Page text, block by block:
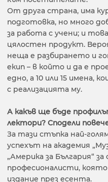
От друга страна, има
подготовка, но много
за работа с учени; и
цялостен продукт.
неща е разбирането и
екип – в който и да е
едно, а 10 или 15 имена,
с реализацията му.
А какъв ще бъде
лектори? Сподели
За тази стъпка най-
успехът на академия
„Америка за България“
професионалисти,
издание през есента.